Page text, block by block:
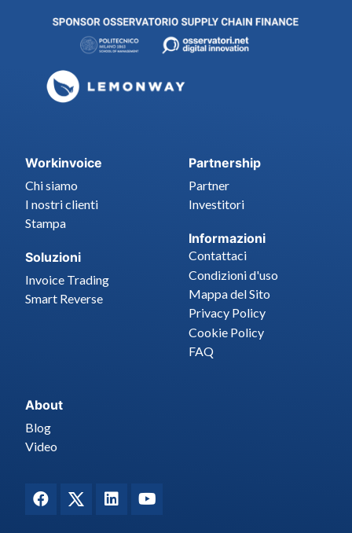
Workinvoice
Chi siamo
I nostri clienti
Stampa
Soluzioni
Invoice Trading
Smart Reverse
Partnership
Partner
Investitori
Informazioni
Contattaci
Condizioni d'uso
Mappa del Sito
Privacy Policy
Cookie Policy
FAQ
About
Blog
Video